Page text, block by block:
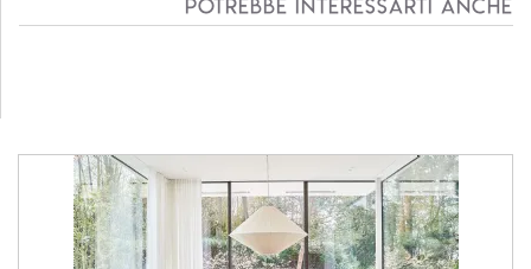
Potrebbe interessarti anche